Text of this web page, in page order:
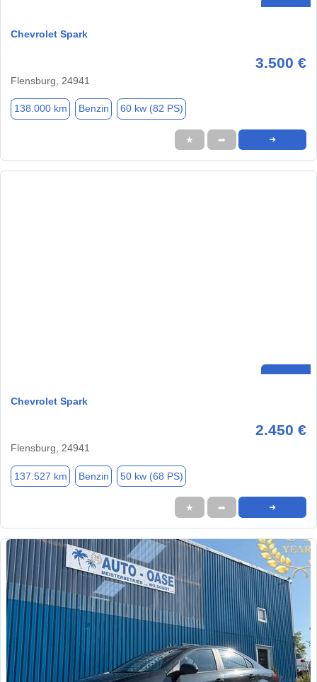
Chevrolet Spark
3.500 €
Flensburg, 24941
138.000 km Benzin 60 kw (82 PS)
★ ➦ ➜
Chevrolet Spark
2.450 €
Flensburg, 24941
137.527 km Benzin 50 kw (68 PS)
★ ➦ ➜